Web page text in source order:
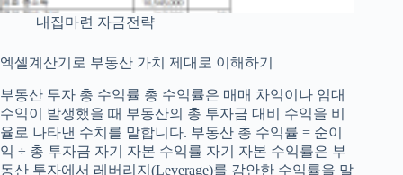
내집마련 자금전략
엑셀계산기로 부동산 가치 제대로 이해하기
부동산 투자 총 수익률 총 수익률은 매매 차익이나 임대
수익이 발생했을 때 부동산의 총 투자금 대비 수익을 비
율로 나타낸 수치를 말합니다. 부동산 총 수익률 = 순이
익 ÷ 총 투자금 자기 자본 수익률 자기 자본 수익률은 부
동산 투자에서 레버리지(Leverage)를 감안한 수익률을 말